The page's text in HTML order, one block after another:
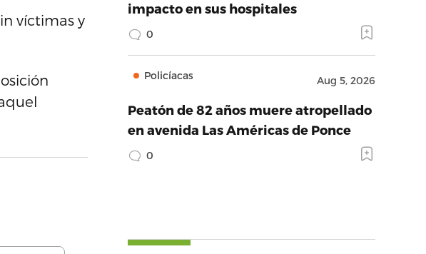
víctimas y
impacto en sus hospitales
0
Policíacas Aug 5, 2026
Peatón de 82 años muere atropellado
en avenida Las Américas de Ponce
0